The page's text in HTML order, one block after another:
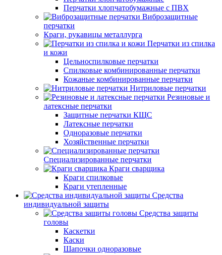
Перчатки хлопчатобумажные с ПВХ
Виброзащитные
перчатки
Краги, рукавицы металлурга
Перчатки из спилка
и кожи
Цельноспилковые перчатки
Спилковые комбинированные перчатки
Кожаные комбинированные перчатки
Нитриловые перчатки
Резиновые и
латексные перчатки
Защитные перчатки КЩС
Латексные перчатки
Одноразовые перчатки
Хозяйственные перчатки
Специализированные перчатки
Краги сварщика
Краги спилковые
Краги утепленные
Средства
индивидуальной защиты
Средства защиты
головы
Каскетки
Каски
Шапочки одноразовые